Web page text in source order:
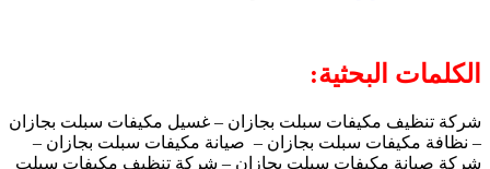
الكلمات البحثية:
شركة تنظيف مكيفات سبلت بجازان – غسيل مكيفات سبلت بجازان
– نظافة مكيفات سبلت بجازان – صيانة مكيفات سبلت بجازان –
شركة صيانة مكيفات سبلت بجازان – شركة تنظيف مكيفات سبلت